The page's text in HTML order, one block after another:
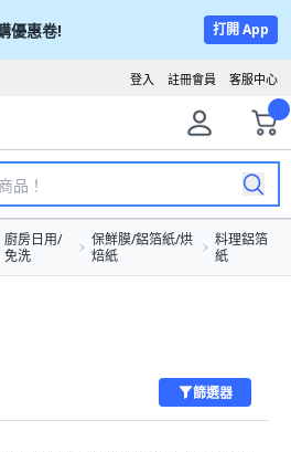
優惠卷! 打開 App
客服中心
註冊會員
登入
廚房日用/
免洗
保鮮膜/鋁箔紙/烘
焙紙
料理鋁箔
紙
篩選器